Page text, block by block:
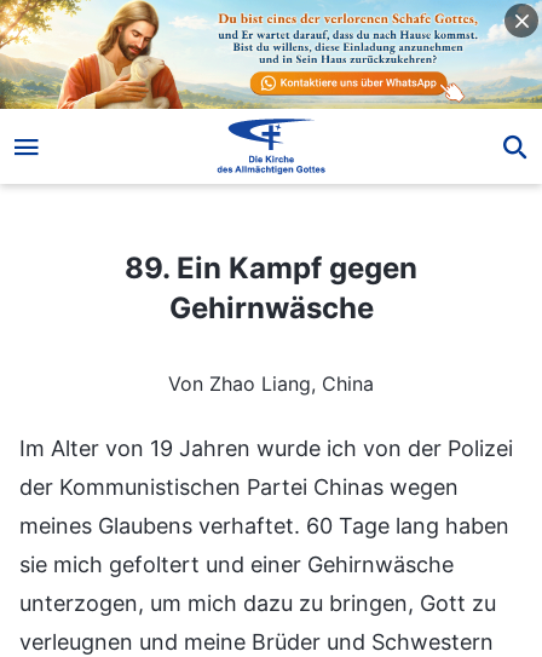
89. Ein Kampf gegen Gehirnwäsche
89. Ein Kampf gegen
Gehirnwäsche
Von Zhao Liang, China
Im Alter von 19 Jahren wurde ich von der Polizei
der Kommunistischen Partei Chinas wegen
meines Glaubens verhaftet. 60 Tage lang haben
sie mich gefoltert und einer Gehirnwäsche
unterzogen, um mich dazu zu bringen, Gott zu
verleugnen und meine Brüder und Schwestern